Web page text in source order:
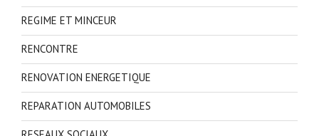
REGIME ET MINCEUR
RENCONTRE
RENOVATION ENERGETIQUE
REPARATION AUTOMOBILES